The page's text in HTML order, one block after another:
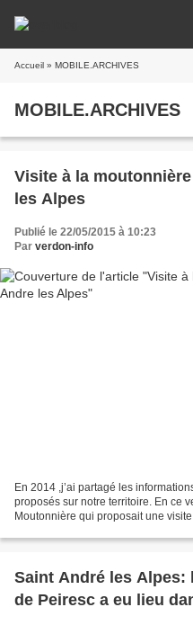
Accueil » MOBILE.ARCHIVES
MOBILE.ARCHIVES
Visite à la moutonnière ferme bio de St Andre
les Alpes
Publié le 22/05/2015 à 10:23
Par verdon-info
En 2014 ,j’ai partagé les
proposés sur notre territoire. En ce
Moutonnière qui proposait une
Saint André les Alpes:
de Peiresc a eu lieu